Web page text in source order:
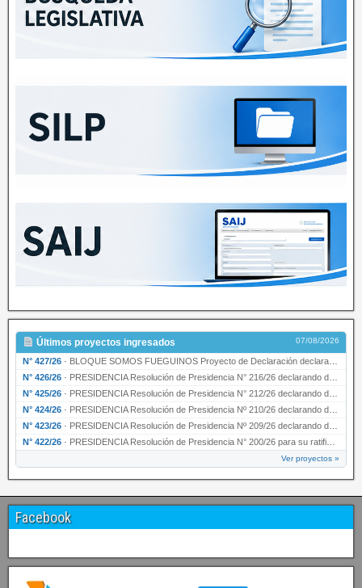
Últimos proyectos ingresados 07/08/2026
N° 427/26 · BLOQUE SOMOS FUEGUINOS Proyecto de Declaración declarando de interés provincial PRESIDENCI…
N° 426/26 · PRESIDENCIA Resolución de Presidencia N° 216/26 declarando de interés provincial la labor …
N° 425/26 · PRESIDENCIA Resolución de Presidencia N° 212/26 declarando de interés provincial el “50° A…
N° 424/26 · PRESIDENCIA Resolución de Presidencia Nº 210/26 declarando de interés provincial el proyec…
N° 423/26 · PRESIDENCIA Resolución de Presidencia Nº 209/26 declarando de interés provincial la presen…
N° 422/26 · PRESIDENCIA Resolución de Presidencia N° 200/26 para su ratificación.
Ver proyectos »
Facebook